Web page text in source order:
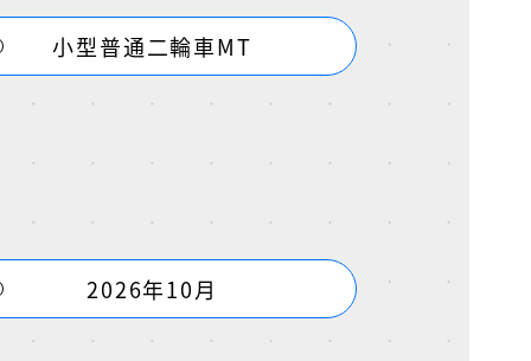
小型普通二輪車MT
2026年10月